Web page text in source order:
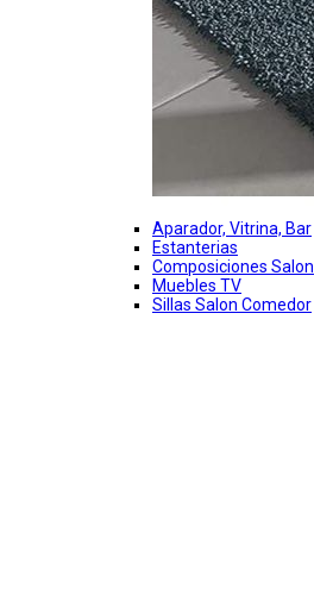
Aparador, Vitrina, Bar
Estanterias
Composiciones Salon
Muebles TV
Sillas Salon Comedor